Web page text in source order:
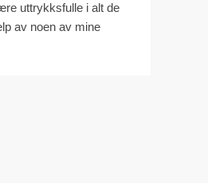
uttrykksfulle i alt de
av noen av mine